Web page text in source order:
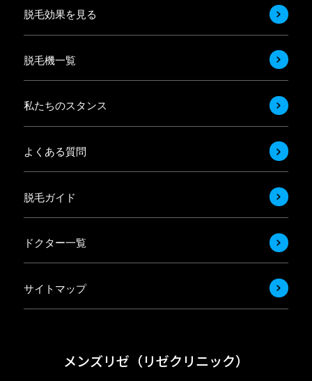
脱毛効果を見る
脱毛機一覧
私たちのスタンス
よくある質問
脱毛ガイド
ドクター一覧
サイトマップ
メンズリゼ（リゼクリニック）